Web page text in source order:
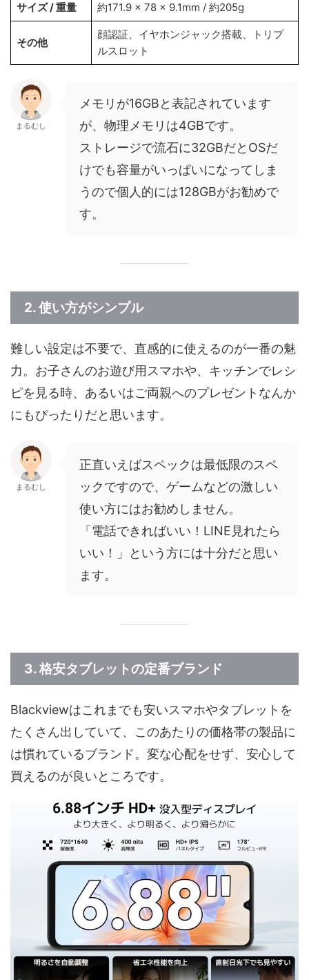
サイズ / 重量 約171.9 × 78 × 9.1mm / 約205g
その他
顔認証、イヤホンジャック搭載、トリプ
ルスロット
まるむし
メモリが16GBと表記されています
が、物理メモリは4GBです。
ストレージで流石に32GBだとOSだ
けでも容量がいっぱいになってしま
うので個人的には128GBがお勧めで
す。
2. 使い方がシンプル
難しい設定は不要で、直感的に使えるのが一番の魅
力。お子さんのお遊び用スマホや、キッチンでレシ
ピを見る時、あるいはご両親へのプレゼントなんか
にもぴったりだと思います。
まるむし
正直いえばスペックは最低限のスペ
ックですので、ゲームなどの激しい
使い方にはお勧めしません。
「電話できればいい！LINE見れたら
いい！」という方には十分だと思い
ます。
3. 格安タブレットの定番ブランド
Blackviewはこれまでも安いスマホやタブレットを
たくさん出していて、このあたりの価格帯の製品に
は慣れているブランド。変な心配をせず、安心して
買えるのが良いところです。